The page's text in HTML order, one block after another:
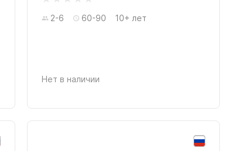
2-6 60-90 10+ лет
Нет в наличии